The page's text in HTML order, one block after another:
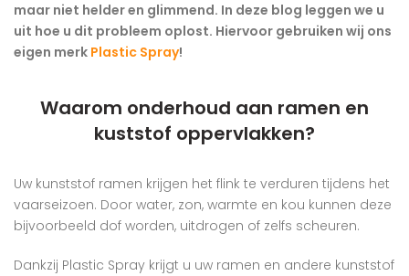
maar niet helder en glimmend. In deze blog leggen we u
uit hoe u dit probleem oplost. Hiervoor gebruiken wij ons
eigen merk Plastic Spray!
Waarom onderhoud aan ramen en
kuststof oppervlakken?
Uw kunststof ramen krijgen het flink te verduren tijdens het
vaarseizoen. Door water, zon, warmte en kou kunnen deze
bijvoorbeeld dof worden, uitdrogen of zelfs scheuren.
Dankzij Plastic Spray krijgt u uw ramen en andere kunststof